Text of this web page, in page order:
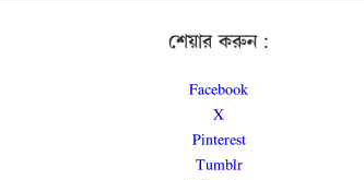
শেয়ার করুন:
Facebook
X
Pinterest
Tumblr